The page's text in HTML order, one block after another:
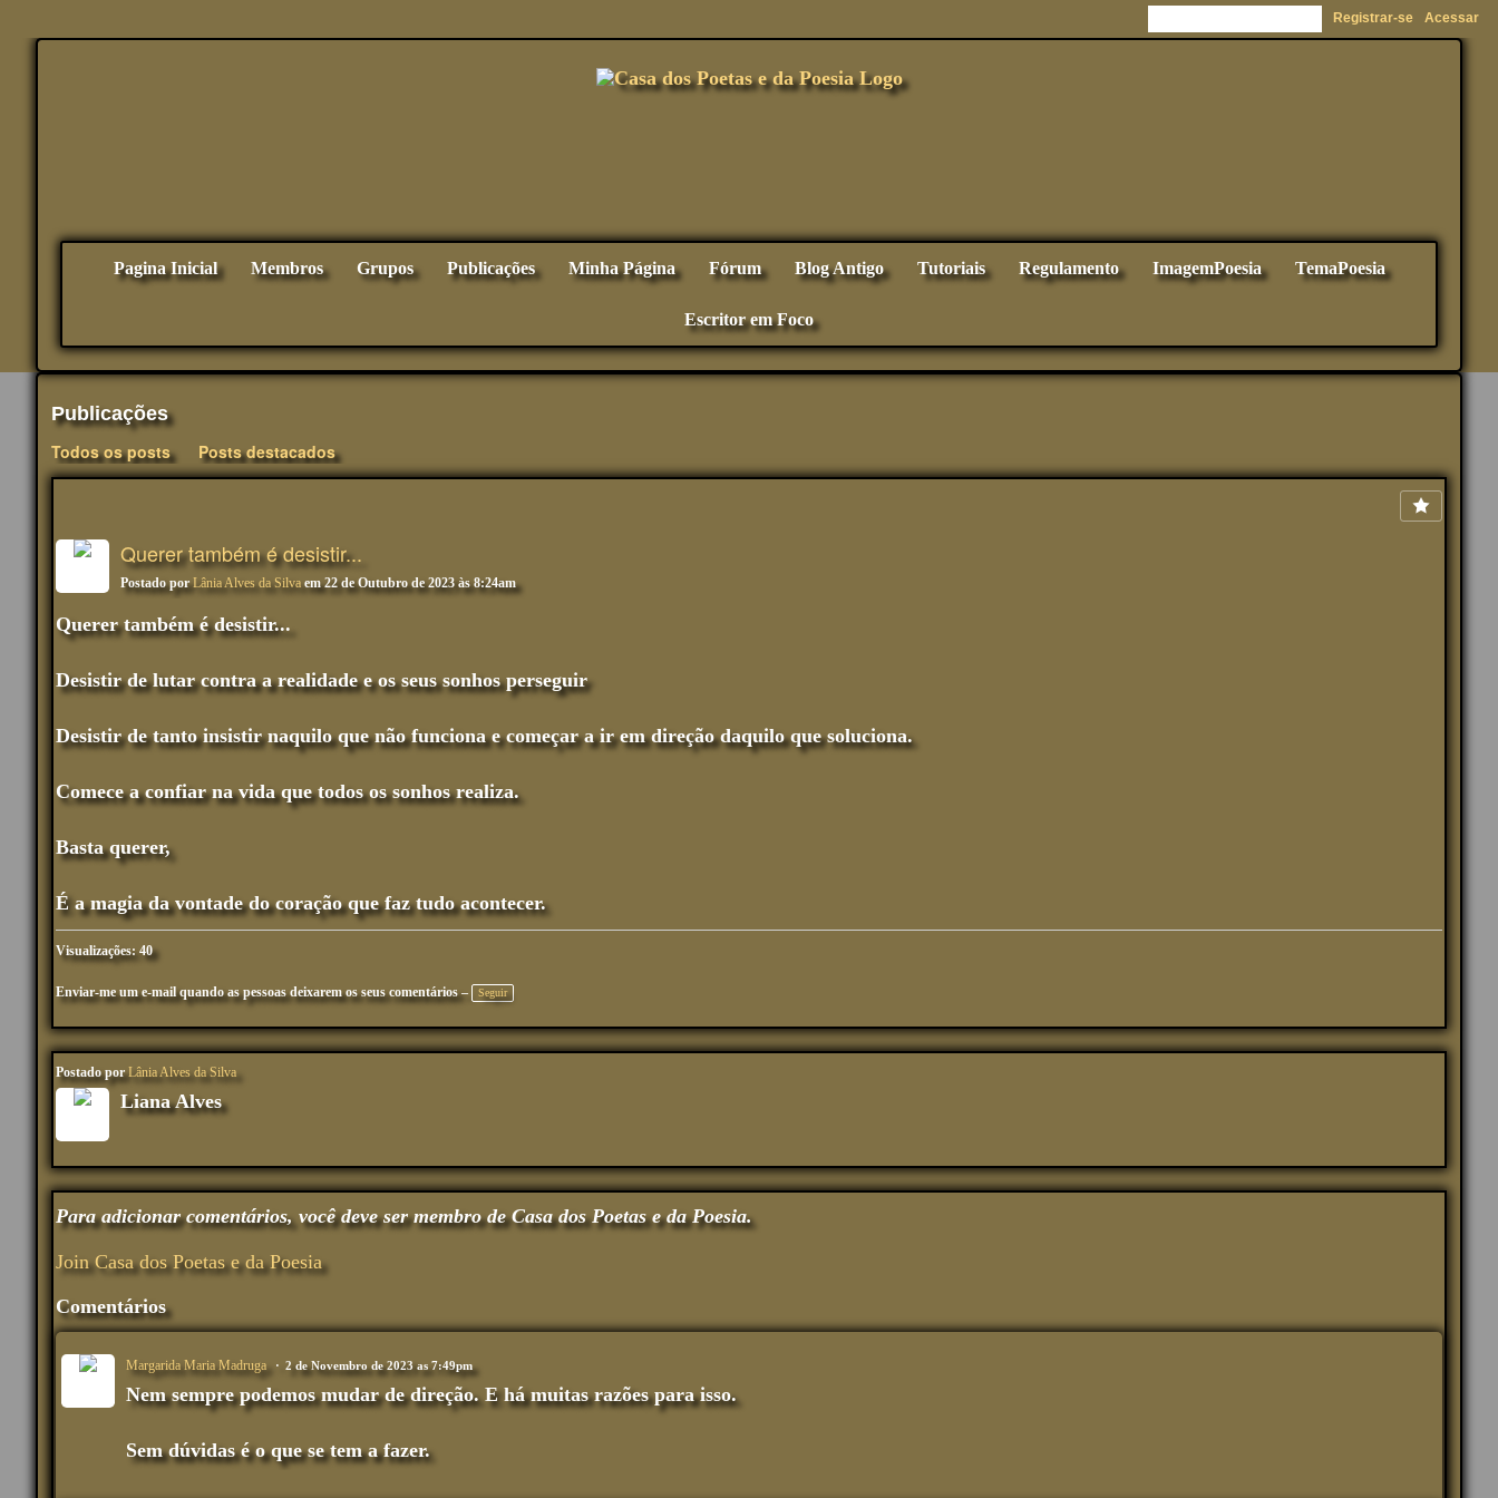
Registrar-se Acessar
Pagina Inicial Membros Grupos Publicações Minha Página Fórum Blog Antigo Tutoriais Regulamento ImagemPoesia TemaPoesia
Escritor em Foco
Publicações
Todos os posts
Posts destacados
Querer também é desistir...
Postado porLânia Alves da Silva em 22 de Outubro de 2023 às 8:24am
Querer também é desistir...
Desistir de lutar contra a realidade e os seus sonhos perseguir
Desistir de tanto insistir naquilo que não funciona e começar a ir em direção daquilo que soluciona.
Comece a confiar na vida que todos os sonhos realiza.
Basta querer,
É a magia da vontade do coração que faz tudo acontecer.
Visualizações: 40
Enviar-me um e-mail quando as pessoas deixarem os seus comentários – Seguir
Postado porLânia Alves da Silva
Liana Alves
Para adicionar comentários, você deve ser membro de Casa dos Poetas e da Poesia.
Join Casa dos Poetas e da Poesia
Comentários
Margarida Maria Madruga 2 de Novembro de 2023 as 7:49pm
Nem sempre podemos mudar de direção. E há muitas razões para isso.
Sem dúvidas é o que se tem a fazer.